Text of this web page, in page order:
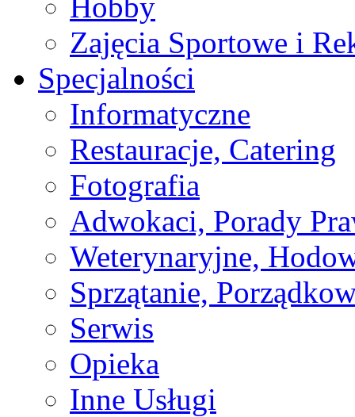
Zajęcia Sportowe i
Specjalności
Informatyczne
Restauracje, Catering
Fotografia
Adwokaci, Porady
Weterynaryjne,
Sprzątanie,
Serwis
Opieka
Inne Usługi